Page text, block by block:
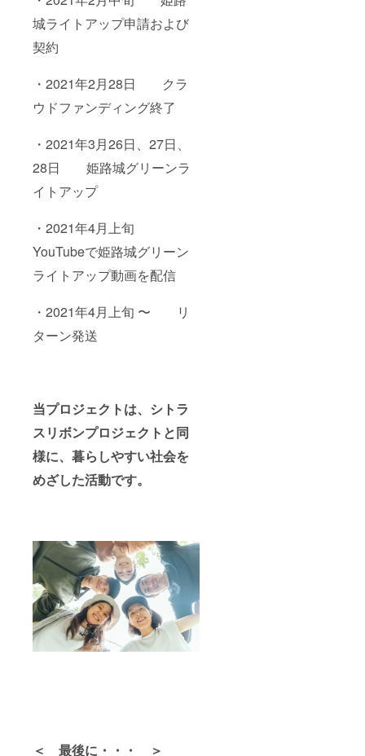
城ライトアップ申請および
契約
・2021年2月28日 クラ
ウドファンディング終了
・2021年3月26日、27日、
28日 姫路城グリーンラ
イトアップ
・2021年4月上旬
YouTubeで姫路城グリーン
ライトアップ動画を配信
・2021年4月上旬 〜 リ
ターン発送
当プロジェクトは、シトラ
スリボンプロジェクトと同
様に、暮らしやすい社会を
めざした活動です。
＜ 最後に・・・ ＞